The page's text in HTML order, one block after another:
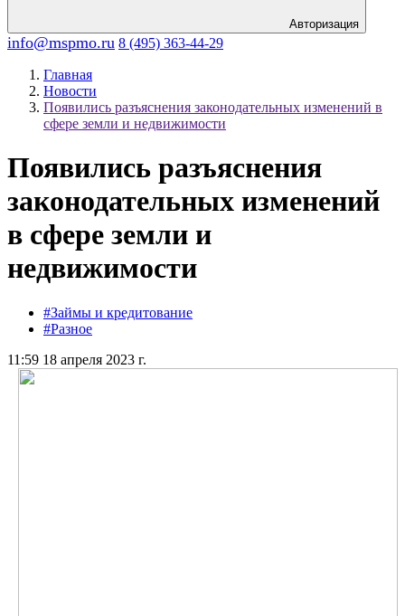
Авторизация
info@mspmo.ru 8 (495) 363-44-29
Главная
Новости
Появились разъяснения законодательных изменений в
сфере земли и недвижимости
Появились разъяснения
законодательных изменений
в сфере земли и
недвижимости
#Займы и кредитование
#Разное
11:59 18 апреля 2023 г.